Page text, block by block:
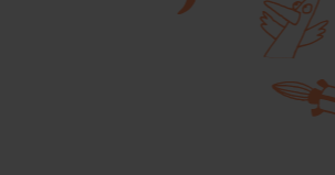
informativa cookie
il banner
alcuna